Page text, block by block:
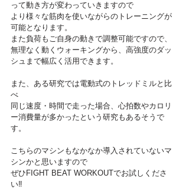
って動き方が変わっていきますので
より様々な筋肉を使いながらのトレーニングが
可能となります。
また負荷もご自身の動きで調整可能ですので、
無理なく動くウォーキングから、高強度のダッ
シュまで幅広く活用できます。
また、ある研究では電動式のトレッドミルと比
べ
同じ速度・時間で走った場合、心拍数やカロリ
ー消費量が多かったという研究もあるそうで
す。
こちらのマシンもなかなか導入されていないマ
シンかと思いますので
ぜひFIGHT BEAT WORKOUTでお試しくださ
い‼